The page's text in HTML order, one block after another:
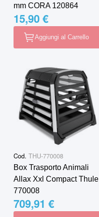
mm CORA 120864
15,90 €
Aggiungi al Carrello
Cod. THU-770008
Box Trasporto Animali
Allax Xxl Compact Thule
770008
709,91 €